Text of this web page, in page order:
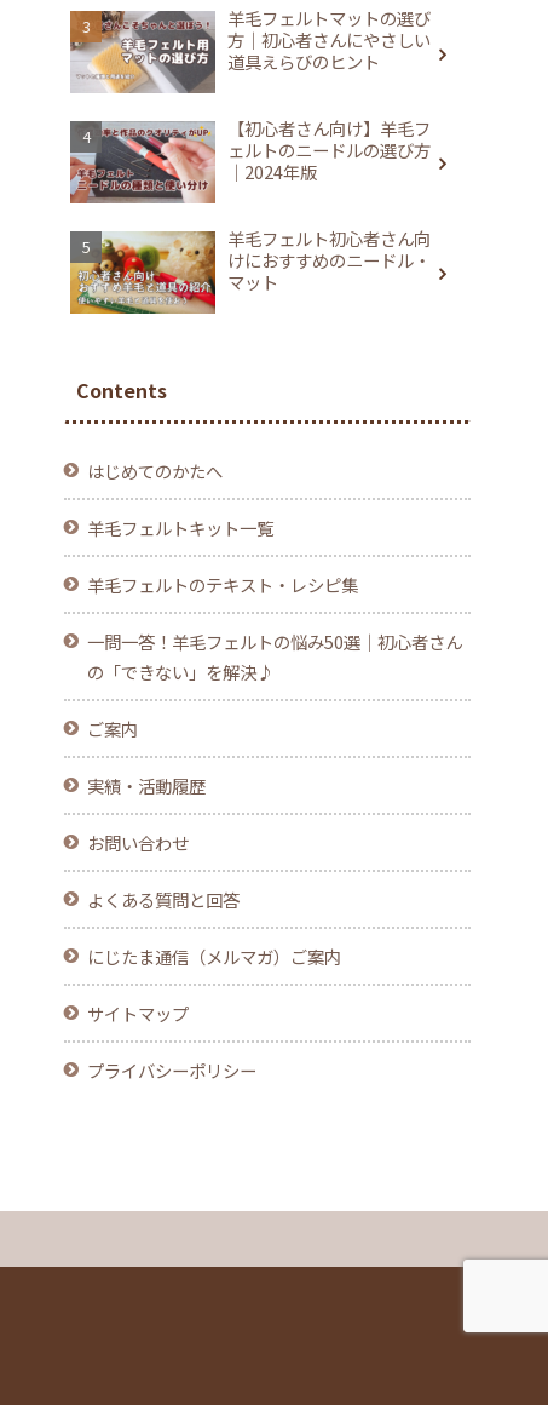
羊毛フェルトマットの選び
方｜初心者さんにやさしい
道具えらびのヒント
【初心者さん向け】羊毛フ
ェルトのニードルの選び方
｜2024年版
羊毛フェルト初心者さん向
けにおすすめのニードル・
マット
Contents
はじめてのかたへ
羊毛フェルトキット一覧
羊毛フェルトのテキスト・レシピ集
一問一答！羊毛フェルトの悩み50選｜初心者さん
の「できない」を解決♪
ご案内
実績・活動履歴
お問い合わせ
よくある質問と回答
にじたま通信（メルマガ）ご案内
サイトマップ
プライバシーポリシー